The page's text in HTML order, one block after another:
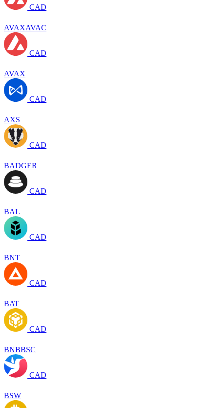
CAD
AVAXAVAC
CAD
AVAX
CAD
AXS
CAD
BADGER
CAD
BAL
CAD
BNT
CAD
BAT
CAD
BNBBSC
CAD
BSW